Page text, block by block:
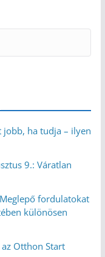
jobb, ha tudja – ilyen
9.: Váratlan
fordulatokat
különösen
Otthon Start